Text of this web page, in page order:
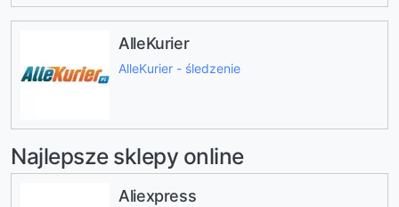
AlleKurier
AlleKurier - śledzenie
Najlepsze sklepy online
Aliexpress